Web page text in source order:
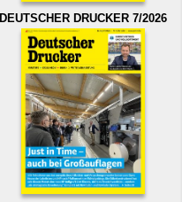
DEUTSCHER DRUCKER 7/2026